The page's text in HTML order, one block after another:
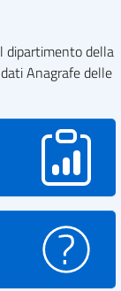
dipartimento della
Anagrafe delle